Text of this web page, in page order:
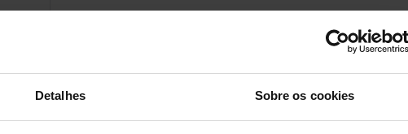
Detalhes Sobre os cookies